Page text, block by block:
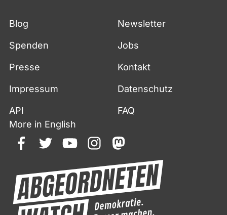
Blog Newsletter
Spenden Jobs
Presse Kontakt
Impressum Datenschutz
API
FAQ
More in English
facebooktwitteryoutubeinstagrammastodon